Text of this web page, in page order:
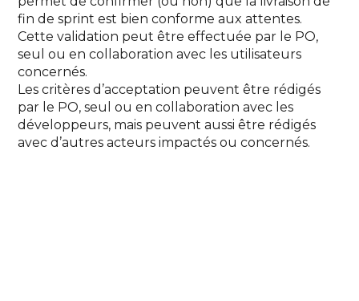
fin de sprint est bien conforme aux attentes.
Cette validation peut être effectuée par le PO,
seul ou en collaboration avec les utilisateurs
concernés.
Les critères d’acceptation peuvent être rédigés
par le PO, seul ou en collaboration avec les
développeurs, mais peuvent aussi être rédigés
avec d’autres acteurs impactés ou concernés.